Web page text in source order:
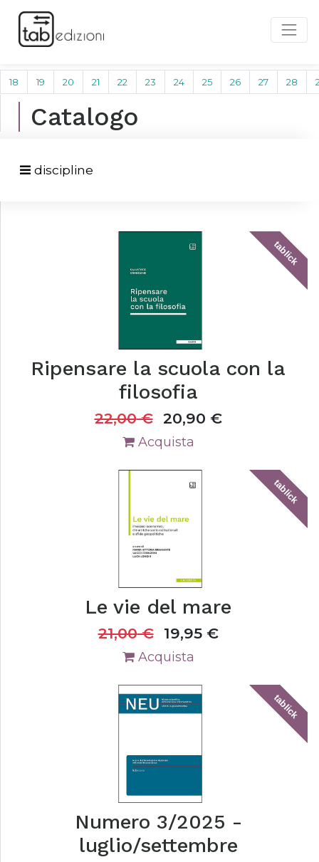
18 19 20 21 22 23 24 25 26 27 28
Catalogo
discipline
tablick
Ripensare la scuola con la
filosofia
22,00€ 20,90 €
Acquista
tablick
Le vie del mare
21,00€ 19,95€
Acquista
tablick
Numero 3/2025 -
luglio/settembre